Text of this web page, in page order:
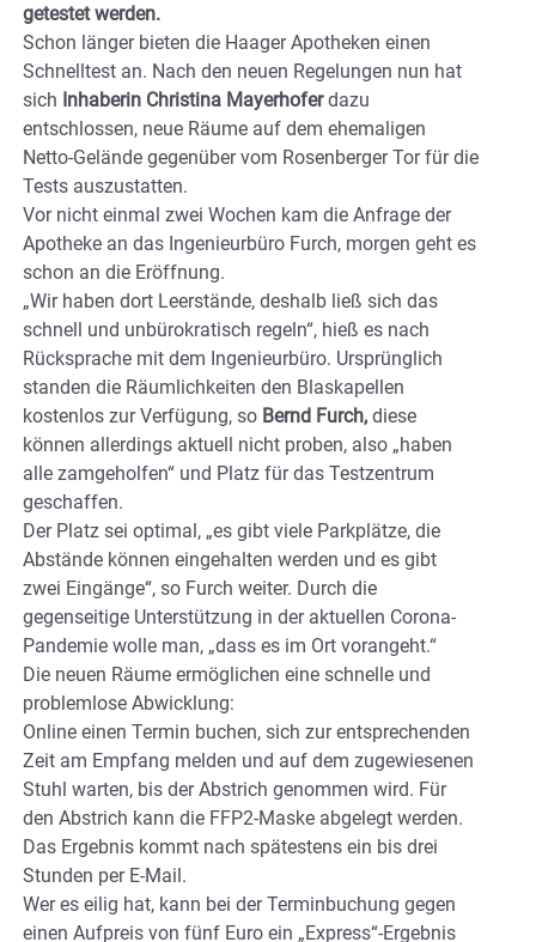
getestet werden.
Schon länger bieten die Haager Apotheken einen
Schnelltest an. Nach den neuen Regelungen nun hat
sich Inhaberin Christina Mayerhoferdazu
entschlossen, neue Räume auf dem ehemaligen
Netto-Gelände gegenüber vom Rosenberger Tor für die
Tests auszustatten.
Vor nicht einmal zwei Wochen kam die Anfrage der
Apotheke an das Ingenieurbüro Furch, morgen geht es
schon an die Eröffnung.
„Wir haben dort Leerstände, deshalb ließ sich das
schnell und unbürokratisch regeln“, hieß es nach
Rücksprache mit dem Ingenieurbüro. Ursprünglich
standen die Räumlichkeiten den Blaskapellen
kostenlos zur Verfügung, so Bernd Furch, diese
können allerdings aktuell nicht proben, also „haben
alle zamgeholfen“ und Platz für das Testzentrum
geschaffen.
Der Platz sei optimal, „es gibt viele Parkplätze, die
Abstände können eingehalten werden und es gibt
zwei Eingänge“, so Furch weiter. Durch die
gegenseitige Unterstützung in der aktuellen Corona-
Pandemie wolle man, „dass es im Ort vorangeht.“
Die neuen Räume ermöglichen eine schnelle und
problemlose Abwicklung:
Online einen Termin buchen, sich zur entsprechenden
Zeit am Empfang melden und auf dem zugewiesenen
Stuhl warten, bis der Abstrich genommen wird. Für
den Abstrich kann die FFP2-Maske abgelegt werden.
Das Ergebnis kommt nach spätestens ein bis drei
Stunden per E-Mail.
Wer es eilig hat, kann bei der Terminbuchung gegen
einen Aufpreis von fünf Euro ein „Express“-Ergebnis